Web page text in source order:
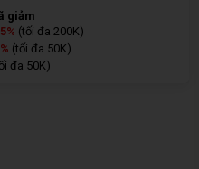
giảm
(tối đa 200K)
(tối đa 50K)
đa 50K)